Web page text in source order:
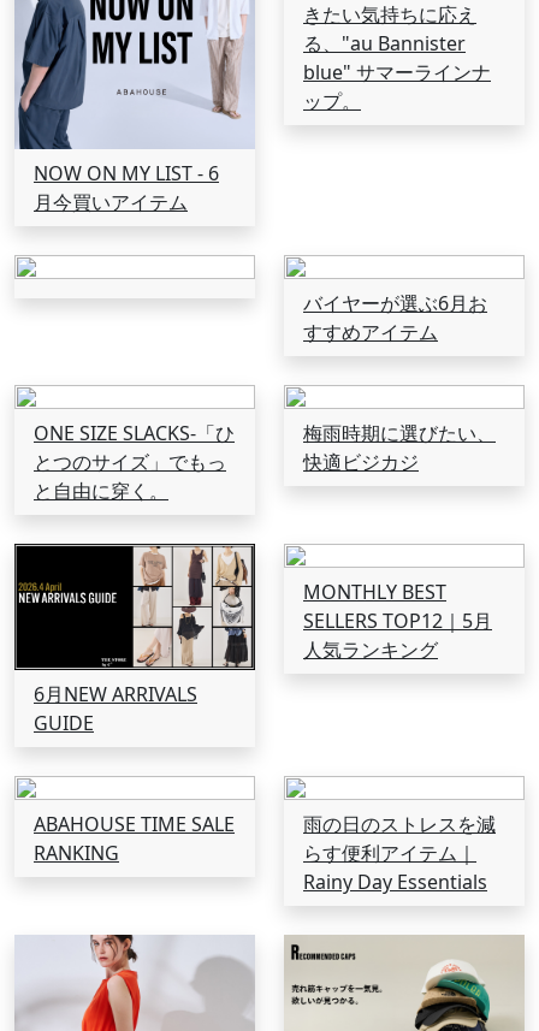
NOW ON MY LIST - 6
月今買いアイテム
きたい気持ちに応え
る、"au Bannister
blue" サマーラインナ
ップ。
バイヤーが選ぶ6月お
すすめアイテム
ONE SIZE SLACKS-「ひ
とつのサイズ」でもっ
と自由に穿く。
梅雨時期に選びたい、
快適ビジカジ
6月NEW ARRIVALS
GUIDE
MONTHLY BEST
SELLERS TOP12｜5月
人気ランキング
ABAHOUSE TIME SALE
RANKING
雨の日のストレスを減
らす便利アイテム｜
Rainy Day Essentials